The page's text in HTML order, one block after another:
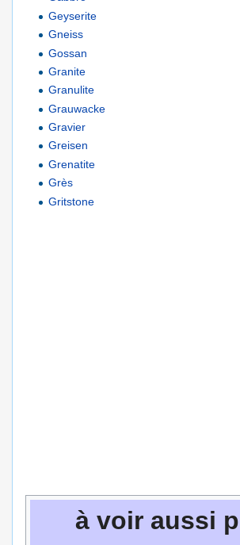
Geyserite
Gneiss
Gossan
Granite
Granulite
Grauwacke
Gravier
Greisen
Grenatite
Grès
Gritstone
à voir aussi